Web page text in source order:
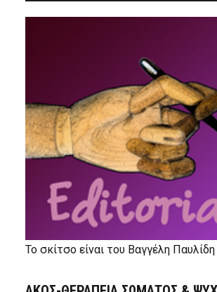
Το σκίτσο είναι του Βαγγέλη Παυλίδη